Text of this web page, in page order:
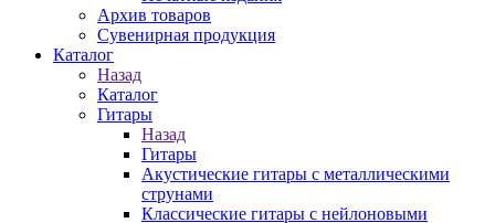
Архив товаров
Сувенирная продукция
Каталог
Назад
Каталог
Гитары
Назад
Гитары
Акустические гитары с металлическими
струнами
Классические гитары с нейлоновыми